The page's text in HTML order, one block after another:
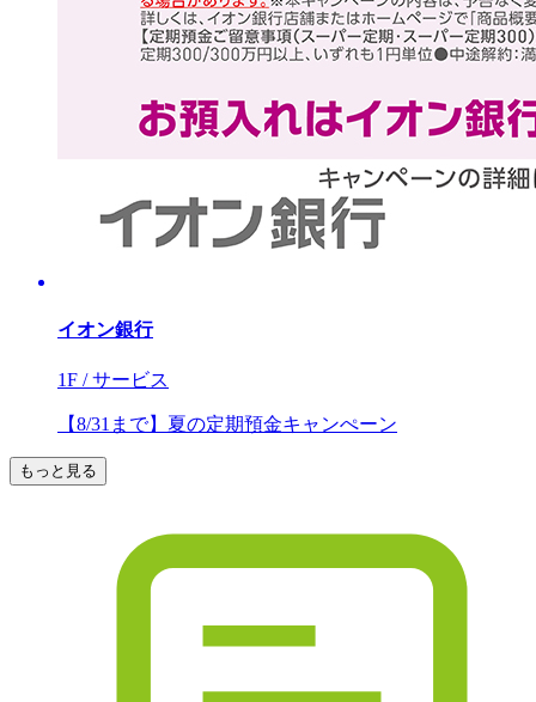
イオン銀行
1F / サービス
【8/31まで】夏の定期預金キャンぺーン
もっと見る